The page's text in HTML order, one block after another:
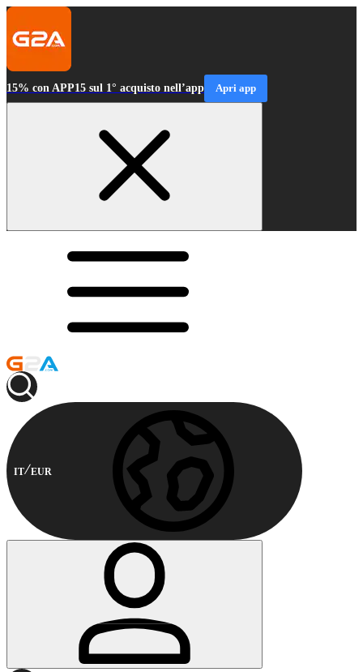
15% con APP15 sul 1° acquisto nell’app Apri app
IT EUR